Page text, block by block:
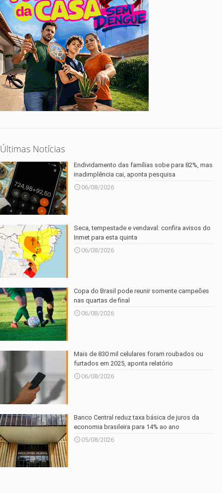
Últimas Notícias
Endividamento das famílias sobe para 82%, mas
inadimplência cai, aponta pesquisa
06/08/2026
Seca, tempestade e vendaval: confira avisos do
Inmet para esta quinta
06/08/2026
Copa do Brasil pode reunir somente campeões
nas quartas de final
06/08/2026
Mais de 830 mil celulares foram roubados ou
furtados em 2025, aponta relatório
06/08/2026
Banco Central reduz taxa básica de juros da
economia brasileira para 14% ao ano
05/08/2026